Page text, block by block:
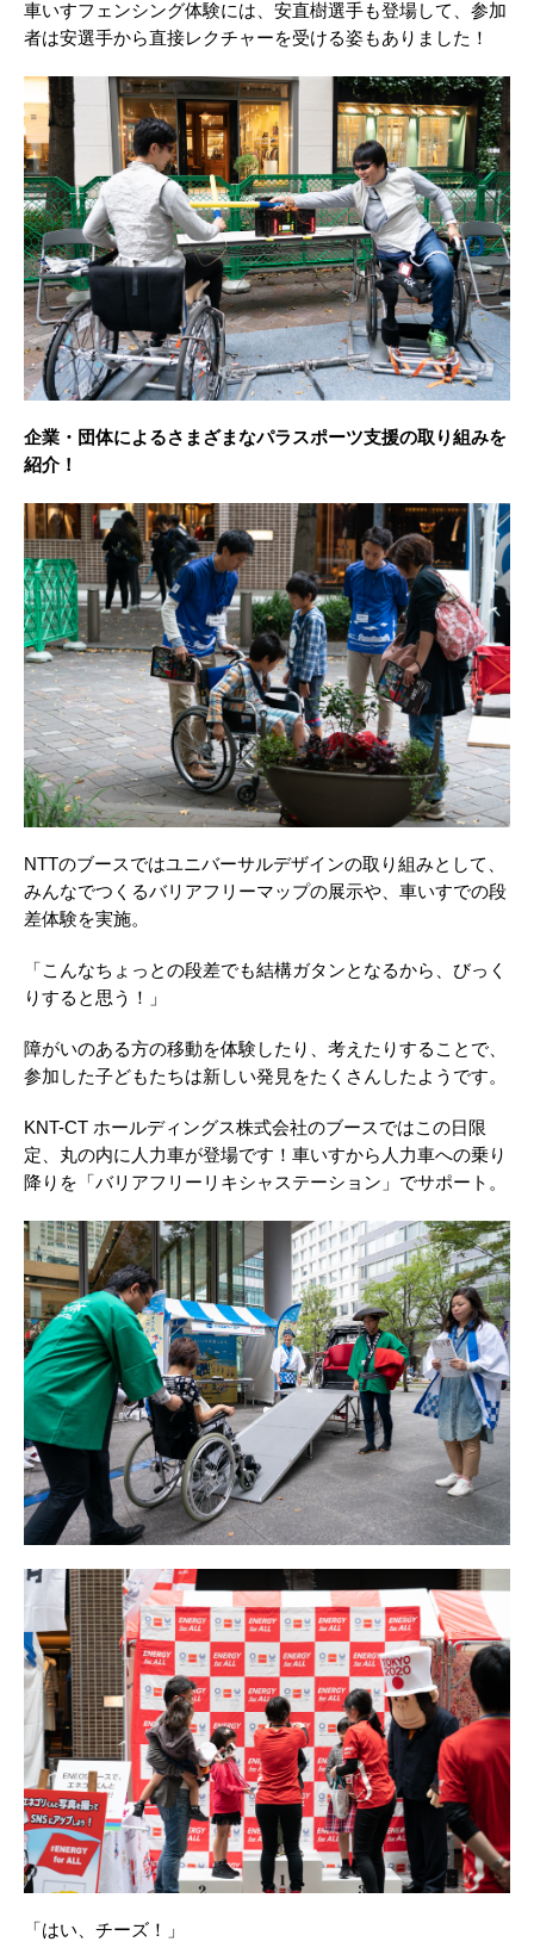
車いすフェンシング体験には、安直樹選手も登場して、参加
者は安選手から直接レクチャーを受ける姿もありました！
企業・団体によるさまざまなパラスポーツ支援の取り組みを
紹介！
NTTのブースではユニバーサルデザインの取り組みとして、
みんなでつくるバリアフリーマップの展示や、車いすでの段
差体験を実施。
「こんなちょっとの段差でも結構ガタンとなるから、びっく
りすると思う！」
障がいのある方の移動を体験したり、考えたりすることで、
参加した子どもたちは新しい発見をたくさんしたようです。
KNT-CT ホールディングス株式会社のブースではこの日限
定、丸の内に人力車が登場です！車いすから人力車への乗り
降りを「バリアフリーリキシャステーション」でサポート。
「はい、チーズ！」